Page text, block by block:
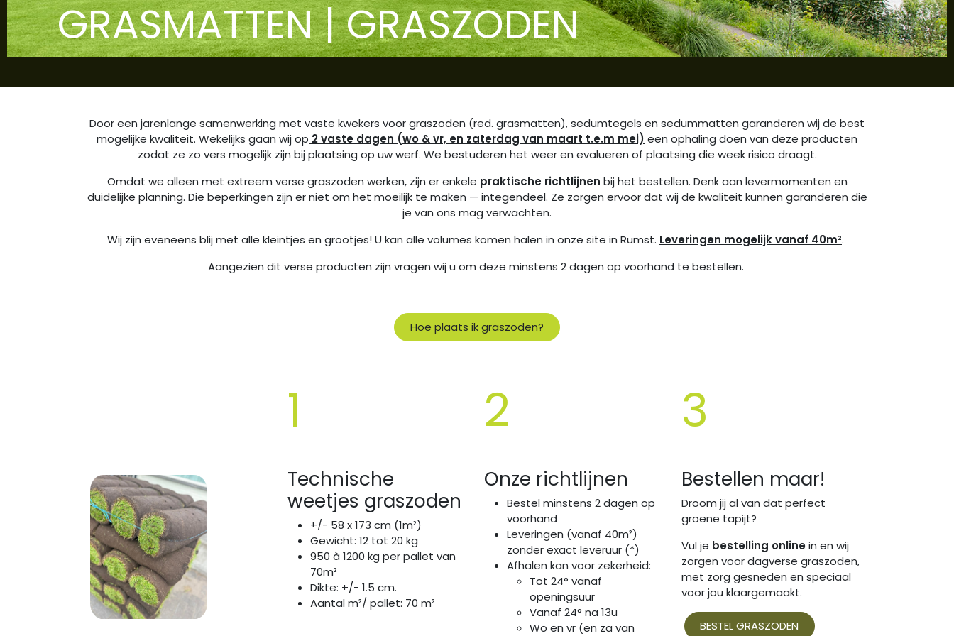
GRASMATTEN | GRASZODEN
Door een jarenlange samenwerking met vaste kwekers voor graszoden (red. grasmatten), sedumtegels en sedummatten garanderen wij de best
mogelijke kwaliteit. Wekelijks gaan wij op 2 vaste dagen (wo & vr, en zaterdag van maart t.e.m mei) een ophaling doen van deze producten
zodat ze zo vers mogelijk zijn bij plaatsing op uw werf. We bestuderen het weer en evalueren of plaatsing die week risico draagt.
Omdat we alleen met extreem verse graszoden werken, zijn er enkele praktische richtlijnen bij het bestellen. Denk aan levermomenten en
duidelijke planning. Die beperkingen zijn er niet om het moeilijk te maken — integendeel. Ze zorgen ervoor dat wij de kwaliteit kunnen garanderen die
je van ons mag verwachten.
Wij zijn eveneens blij met alle kleintjes en grootjes! U kan alle volumes komen halen in onze site in Rumst. Leveringen mogelijk vanaf 40m².
Aangezien dit verse producten zijn vragen wij u om deze minstens 2 dagen op voorhand te bestellen.
Hoe plaats ik graszoden?
1
Technische
weetjes graszoden
+/- 58 x 173 cm (1m²)
Gewicht: 12 tot 20 kg
950 à 1200 kg per pallet van
70m²
Dikte: +/- 1.5 cm.
Aantal m²/ pallet: 70 m²
3
Bestellen maar!
Droom jij al van dat perfect
groene tapijt?
Vul je bestelling onlinein en wij
zorgen voor dagverse graszoden,
met zorg gesneden en speciaal
voor jou klaargemaakt.
BESTEL GRASZODEN
2
Onze richtlijnen
Bestel minstens 2 dagen op
voorhand
Leveringen (vanaf 40m²)
zonder exact leveruur (*)
Afhalen kan voor zekerheid:
Tot 24° vanaf
openingsuur
Vanaf 24° na 13u
Wo en vr (en za van